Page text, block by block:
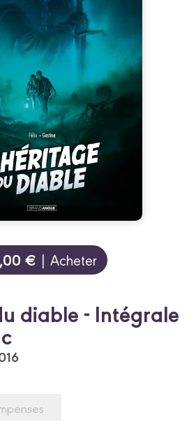
€ | Acheter
diable - Intégrale